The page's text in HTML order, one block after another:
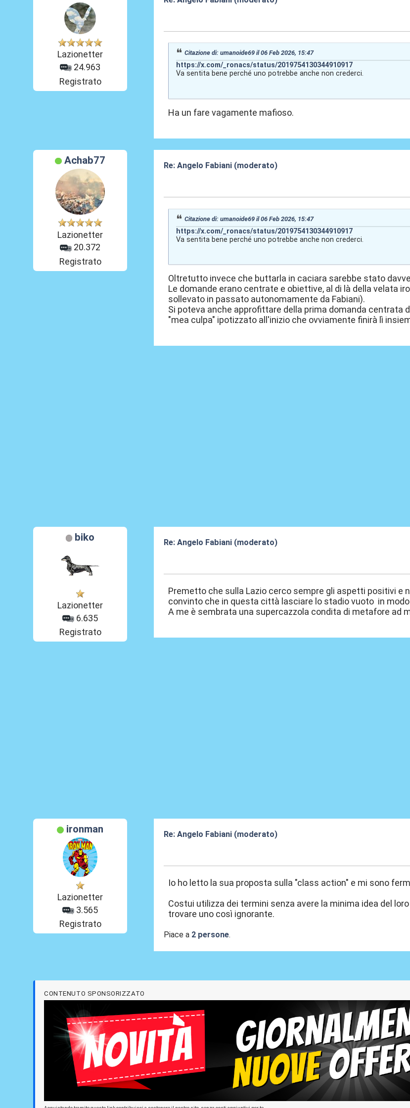
Lazionetter
24.963
Registrato
Citazione di: umanoide69 il 06 Feb 2026, 15:47
https://x.com/_ronacs/status/2019754130344910917
Va sentita bene perché uno potrebbe anche non crederci.
Ha un fare vagamente mafioso.
Achab77
Lazionetter
20.372
Registrato
Re: Angelo Fabiani (moderato)
Citazione di: umanoide69 il 06 Feb 2026, 15:47
https://x.com/_ronacs/status/2019754130344910917
Va sentita bene perché uno potrebbe anche non crederci.
Oltretutto invece che buttarla in caciara sarebbe stato
Le domande erano centrate e obiettive, al di là della velata
sollevato in passato autonomamente da Fabiani).
Si poteva anche approfittare della prima domanda centrata
"mea culpa" ipotizzato all'inizio che ovviamente finirà lì
biko
Lazionetter
6.635
Registrato
Re: Angelo Fabiani (moderato)
Premetto che sulla Lazio cerco sempre gli aspetti positivi e
convinto che in questa città lasciare lo stadio vuoto in
A me è sembrata una supercazzola condita di metafore ad
ironman
Lazionetter
3.565
Registrato
Re: Angelo Fabiani (moderato)
Io ho letto la sua proposta sulla "class action" e mi sono
Costui utilizza dei termini senza avere la minima idea del
trovare uno così ignorante.
Piace a 2 persone.
CONTENUTO SPONSORIZZATO